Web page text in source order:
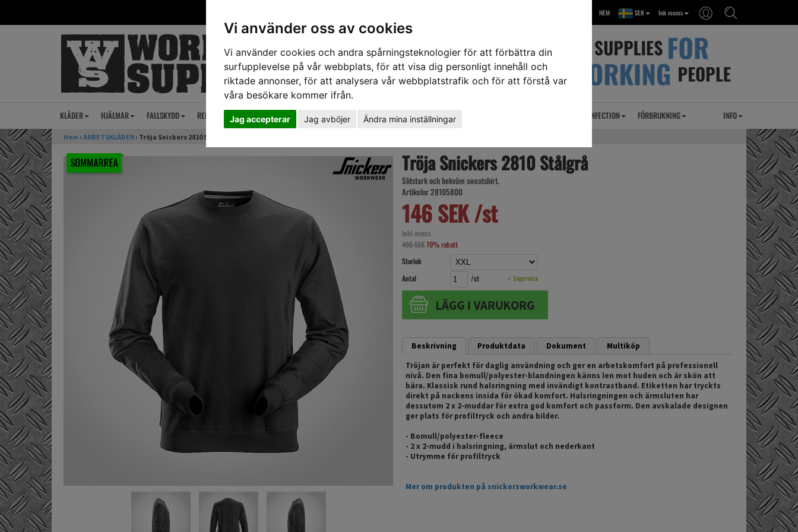
Vi använder oss av cookies
Vi använder cookies och andra spårningsteknologier för att förbättra din
surfupplevelse på vår webbplats, för att visa dig personligt innehåll och
riktade annonser, för att analysera vår webbplatstrafik och för att förstå var
våra besökare kommer ifrån.
Jag accepterar Jag avböjer Ändra mina inställningar
Ink moms
SEK
HEM
KLÄDER HJÄLMAR FALLSKYDD REP ANSIKTSSKYDD HÖRSELSKYDD HANDSKAR SKOR VERKTYG UVC DESINFECTION FÖRBRUKNING INFO
Hem › ARBETSKLÄDER › Tröja Snickers 2810 Stålgrå
Tröja Snickers 2810 Stålgrå
Slitstark och bekväm sweatshirt.
Artikelnr 28105800
146 SEK /st
Inkl moms
486 SEK70% rabatt
Storlek
Antal
/st ✓ Lagervara
Beskrivning Produktdata Dokument
Multiköp
Tröjan är perfekt för daglig användning och ger en arbetskomfort på professionell
nivå. Den fina bomull/polyester-blandningen känns len mot huden och är skön att
bära. Klassisk rund halsringning med invändigt kontrastband. Etiketten har tryckts
direkt på nackens insida för ökad komfort. Halsringningen och ärmsluten har
dessutom 2 x 2-muddar för extra god komfort och passform. Den avskalade designen
ger plats för profiltryck och andra bilder.
- Bomull/polyester-fleece
- 2 x 2-mudd i halsringning, ärmslut och nederkant
- Utrymme för profiltryck
Mer om produkten på snickersworkwear.se